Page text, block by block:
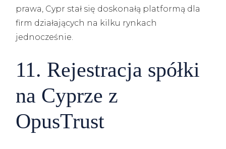
prawa, Cypr stał się doskonałą platformą dla
firm działających na kilku rynkach
jednocześnie.
11. Rejestracja spółki
na Cyprze z
OpusTrust